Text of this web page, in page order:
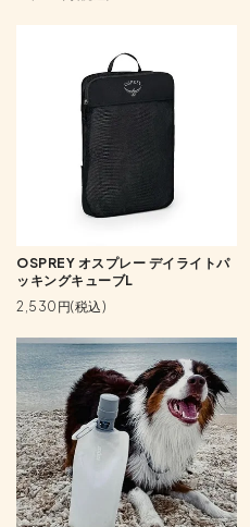
OSPREY オスプレー デイライトパ
ッキングキューブL
2,530円(税込)